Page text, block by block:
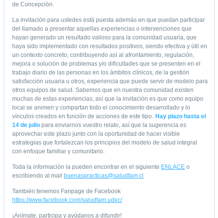
Buenas Prácticas 2013
de Concepción.
La invitación para ustedes está puesta además en que puedan participar
del llamado a presentar aquellas experiencias o intervenciones que
hayan generado un resultado valioso para la comunidad usuaria, que
haya sido implementado con resultados positivos, siendo efectiva y útil en
un contexto concreto; contribuyendo así al afrontamiento, regulación,
mejora o solución de problemas y/o dificultades que se presenten en el
trabajo diario de las personas en los ámbitos clínicos, de la gestión
satisfacción usuaria u otros, experiencia que puede servir de modelo para
otros equipos de salud. Sabemos que en nuestra comunidad existen
muchas de estas experiencias, así que la invitación es que como equipo
local se animen y compartan todo el conocimiento desarrollado y lo
vínculos creados en función de acciones de este tipo. Hay plazo hasta el
14 de julio para enviarnos vuestro relato, así que la sugerencia es
aprovechar este plazo junto con la oportunidad de hacer visible
estrategias que fortalezcan los principios del modelo de salud integral
con enfoque familiar y comunitario.
Toda la información la pueden encontrar en el siguiente ENLACE o
escribiendo al mail buenaspracticas@saludfam.cl
También tenemos Fanpage de Facebook
https://www.facebook.com/saludfam.udec/
¡Anímate, participa y ayúdanos a difundir!